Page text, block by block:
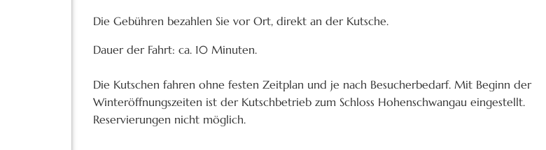
Die Gebühren bezahlen Sie vor Ort, direkt an der Kutsche.
Dauer der Fahrt: ca. 10 Minuten.
Die Kutschen fahren ohne festen Zeitplan und je nach Besucherbedarf. Mit Beginn der
Winteröffnungszeiten ist der Kutschbetrieb zum Schloss Hohenschwangau eingestellt.
Reservierungen nicht möglich.